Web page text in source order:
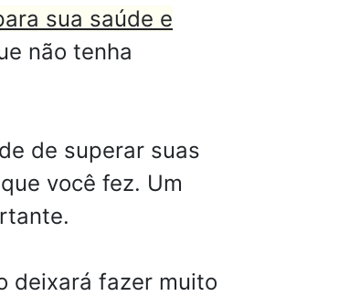
sua saúde e
não tenha
de superar suas
você fez. Um
deixará fazer muito